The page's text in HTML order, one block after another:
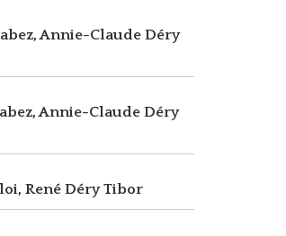
Annie-Claude Déry
Annie-Claude Déry
René Déry Tibor